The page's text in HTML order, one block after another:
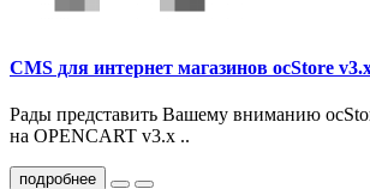
CMS для интернет магазинов ocStore
Рады представить Вашему вниманию
на OPENCART v3.x ..
подробнее